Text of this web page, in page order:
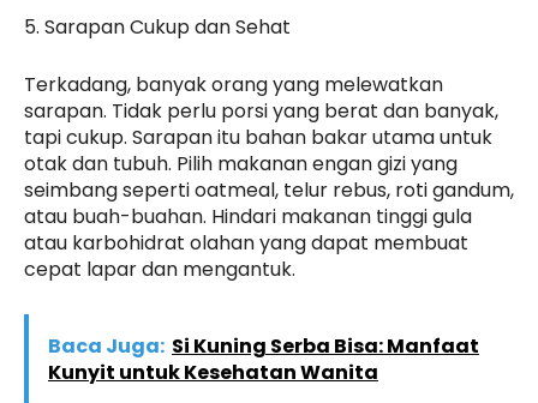
5. Sarapan Cukup dan Sehat
Terkadang, banyak orang yang melewatkan
sarapan. Tidak perlu porsi yang berat dan banyak,
tapi cukup. Sarapan itu bahan bakar utama untuk
otak dan tubuh. Pilih makanan engan gizi yang
seimbang seperti oatmeal, telur rebus, roti gandum,
atau buah-buahan. Hindari makanan tinggi gula
atau karbohidrat olahan yang dapat membuat
cepat lapar dan mengantuk.
Baca Juga: Si Kuning Serba Bisa: Manfaat
Kunyit untuk Kesehatan Wanita